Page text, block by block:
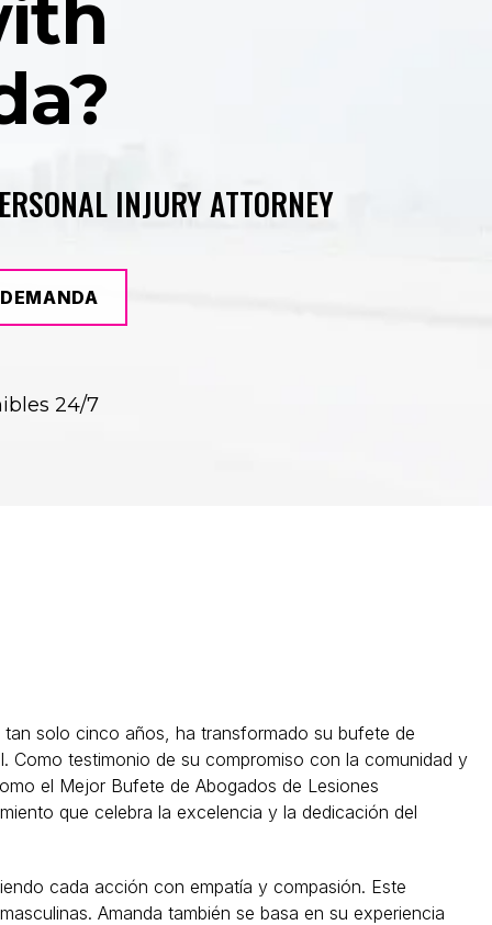
INJURY ATTORNEY
24/7
solo cinco años, ha transformado su bufete de
testimonio de su compromiso con la comunidad y
el Mejor Bufete de Abogados de Lesiones
que celebra la excelencia y la dedicación del
cada acción con empatía y compasión. Este
Amanda también se basa en su experiencia